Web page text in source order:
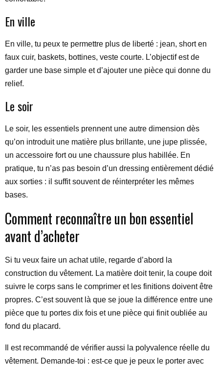
En ville
En ville, tu peux te permettre plus de liberté : jean, short en
faux cuir, baskets, bottines, veste courte. L’objectif est de
garder une base simple et d’ajouter une pièce qui donne du
relief.
Le soir
Le soir, les essentiels prennent une autre dimension dès
qu’on introduit une matière plus brillante, une jupe plissée,
un accessoire fort ou une chaussure plus habillée. En
pratique, tu n’as pas besoin d’un dressing entièrement dédié
aux sorties : il suffit souvent de réinterpréter les mêmes
bases.
Comment reconnaître un bon essentiel
avant d’acheter
Si tu veux faire un achat utile, regarde d’abord la
construction du vêtement. La matière doit tenir, la coupe doit
suivre le corps sans le comprimer et les finitions doivent être
propres. C’est souvent là que se joue la différence entre une
pièce que tu portes dix fois et une pièce qui finit oubliée au
fond du placard.
Il est recommandé de vérifier aussi la polyvalence réelle du
vêtement. Demande-toi : est-ce que je peux le porter avec